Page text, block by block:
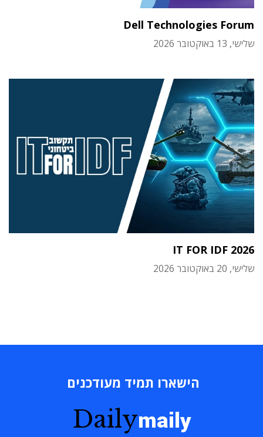
Dell Technologies Forum
שלישי, 13 באוקטובר 2026
IT FOR IDF 2026
שלישי, 20 באוקטובר 2026
הישארו תמיד מעודכנים
Dailymaily